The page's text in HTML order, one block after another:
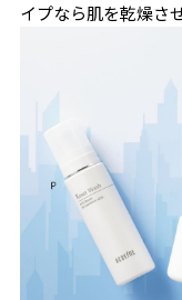
イプなら肌を乾燥さ